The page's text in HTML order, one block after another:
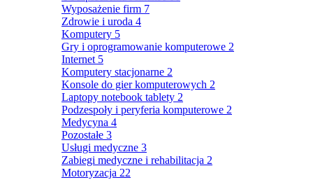
Wyposażenie firm 7
Zdrowie i uroda 4
Komputery 5
Gry i oprogramowanie komputerowe 2
Internet 5
Komputery stacjonarne 2
Konsole do gier komputerowych 2
Laptopy notebook tablety 2
Podzespoły i peryferia komputerowe 2
Medycyna 4
Pozostałe 3
Usługi medyczne 3
Zabiegi medyczne i rehabilitacja 2
Motoryzacja 22